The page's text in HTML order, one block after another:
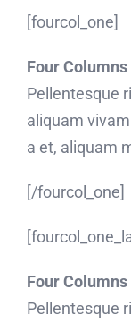
[fourcol_one]
Four Columns
Pellentesque
aliquam
a et, aliquam
[/fourcol_one]
Four Columns
Pellentesque